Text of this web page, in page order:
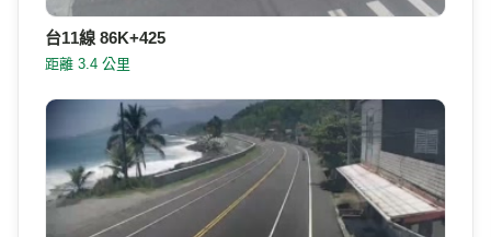
台11線 87K+800
距離 4.5 公里